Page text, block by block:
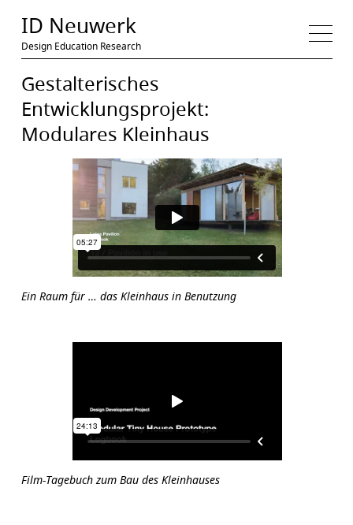
ID Neuwerk
Design Education Research
Gestalterisches
Entwicklungsprojekt:
Modulares Kleinhaus
Ein Raum für … das Kleinhaus in Benutzung
Film-Tagebuch zum Bau des Kleinhauses